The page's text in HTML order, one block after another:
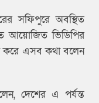
সফিপুরে অবস্থিত
আয়োজিত ভিডিপির
করে এসব কথা বলেন
দেশের এ পর্যন্ত